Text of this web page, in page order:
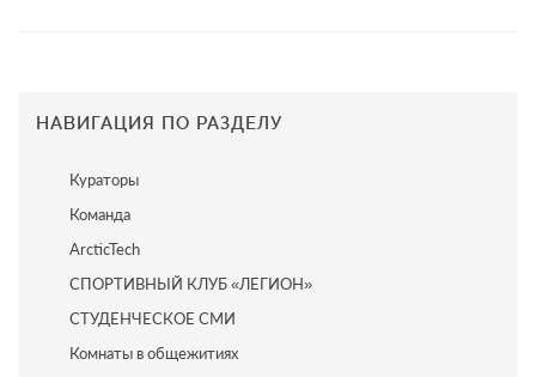
НАВИГАЦИЯ ПО РАЗДЕЛУ
Кураторы
Команда
ArcticTech
СПОРТИВНЫЙ КЛУБ «ЛЕГИОН»
СТУДЕНЧЕСКОЕ СМИ
Комнаты в общежитиях